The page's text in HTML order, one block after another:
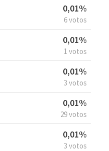
0,01%
6 votos
0,01%
1 votos
0,01%
3 votos
0,01%
29 votos
0,01%
3 votos